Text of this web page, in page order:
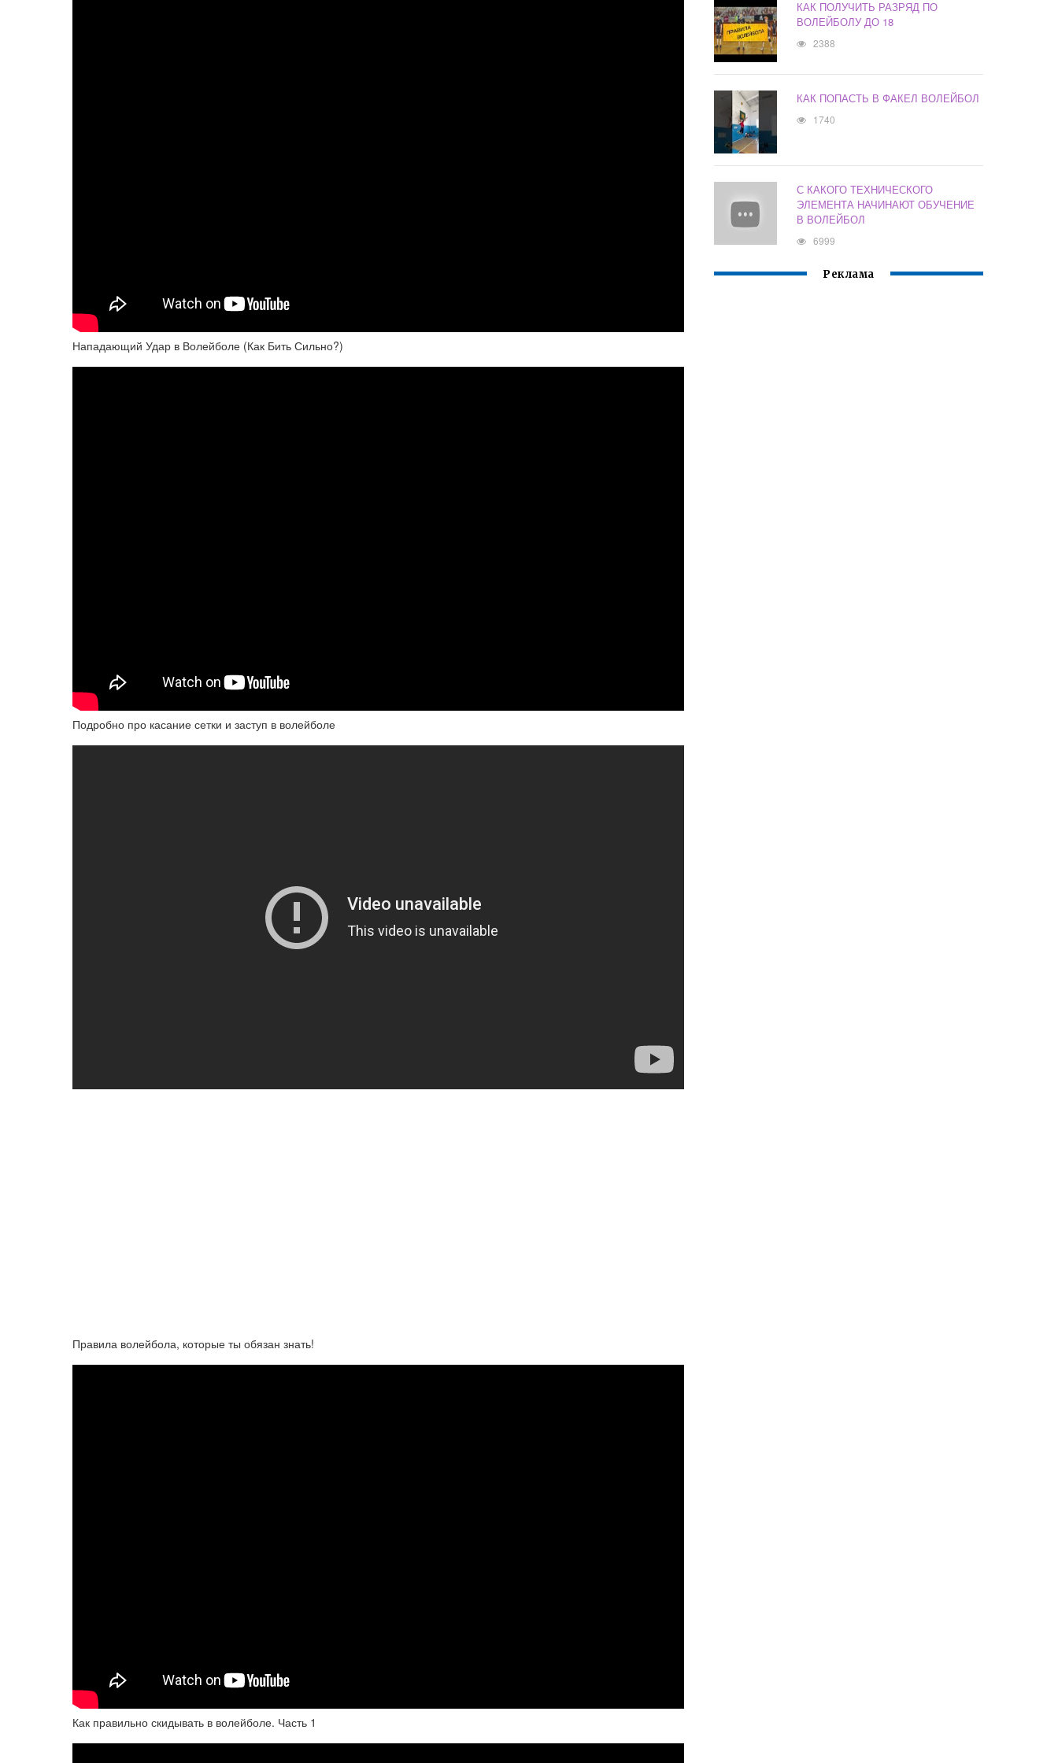
Нападающий Удар в Волейболе (Как Бить Сильно?)
Подробно про касание сетки и заступ в волейболе
Правила волейбола, которые ты обязан знать!
Как правильно скидывать в волейболе. Часть 1
КАК ПОЛУЧИТЬ РАЗРЯД ПО
ВОЛЕЙБОЛУ ДО 18
2388
КАК ПОПАСТЬ В ФАКЕЛ ВОЛЕЙБОЛ
1740
С КАКОГО ТЕХНИЧЕСКОГО
ЭЛЕМЕНТА НАЧИНАЮТ ОБУЧЕНИЕ
В ВОЛЕЙБОЛ
6999
Реклама